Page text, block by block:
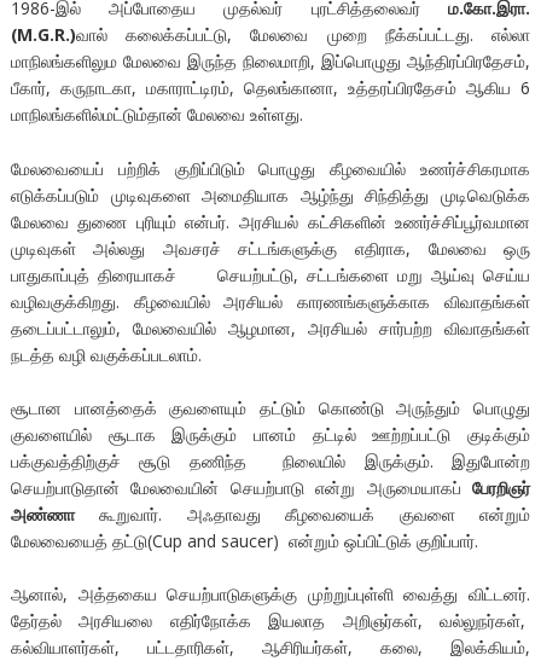
1986-இல் அப்போதைய முதல்வர் புரட்சித்தலைவர்ம.கோ.இரா.
(M.G.R.)வால் கலைக்கப்பட்டு, மேலவை முறை நீக்கப்பட்டது. எல்லா
மாநிலங்களிலும மேலவை இருந்த நிலைமாறி, இப்பொழுது ஆந்திரப்பிரதேசம்,
பீகார், கருநாடகா, மகாராட்டிரம், தெலங்கானா, உத்தரப்பிரதேசம் ஆகிய 6
மாநிலங்களில்மட்டும்தான் மேலவை உள்ளது.
மேலவையைப் பற்றிக் குறிப்பிடும் பொழுது கீழவையில் உணர்ச்சிகரமாக
எடுக்கப்படும் முடிவுகளை அமைதியாக ஆழ்ந்து சிந்தித்து முடிவெடுக்க
மேலவை துணை புரியும் என்பர். அரசியல் கட்சிகளின் உணர்ச்சிப்பூர்வமான
முடிவுகள் அல்லது அவசரச் சட்டங்களுக்கு எதிராக, மேலவை ஒரு
பாதுகாப்புத் திரையாகச் செயற்பட்டு, சட்டங்களை மறு ஆய்வு செய்ய
வழிவகுக்கிறது. கீழவையில் அரசியல் காரணங்களுக்காக விவாதங்கள்
தடைப்பட்டாலும், மேலவையில் ஆழமான, அரசியல் சார்பற்ற விவாதங்கள்
நடத்த வழி வகுக்கப்படலாம்.
சூடான பானத்தைக் குவளையும் தட்டும் கொண்டு அருந்தும் பொழுது
குவளையில் சூடாக இருக்கும் பானம் தட்டில் ஊற்றப்பட்டு குடிக்கும்
பக்குவத்திற்குச் சூடு தணிந்த நிலையில் இருக்கும். இதுபோன்ற
செயற்பாடுதான் மேலவையின் செயற்பாடு என்று அருமையாகப்பேரறிஞர்
அண்ணாகூறுவார். அஃதாவது கீழவையைக் குவளை என்றும்
மேலவையைத் தட்டு(Cup and saucer) என்றும் ஒப்பிட்டுக் குறிப்பார்.
ஆனால், அத்தகைய செயற்பாடுகளுக்கு முற்றுப்புள்ளி வைத்து விட்டனர்.
தேர்தல் அரசியலை எதிர்நோக்க இயலாத அறிஞர்கள், வல்லுநர்கள்,
கல்வியாளர்கள், பட்டதாரிகள், ஆசிரியர்கள், கலை, இலக்கியம்,